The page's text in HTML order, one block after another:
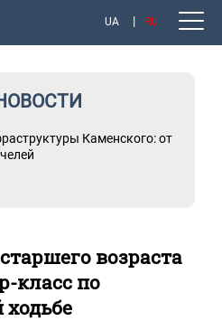
UA RU
Каменского: от
возраста
класс по